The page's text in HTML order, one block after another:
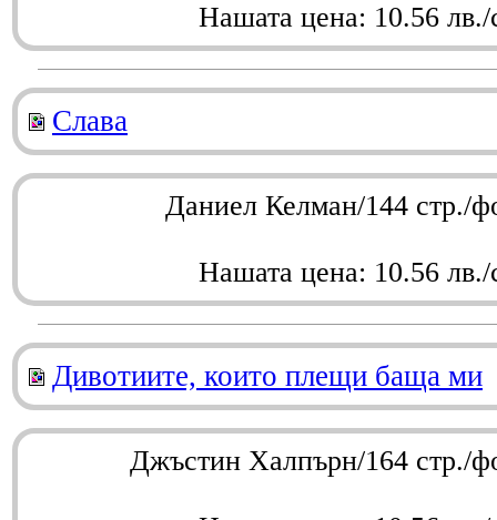
Нашата цена: 10.56 лв./
Слава
Даниел Келман/144 стр./
Нашата цена: 10.56 лв./
Дивотиите, които плещи баща ми
Джъстин Халпърн/164 стр./